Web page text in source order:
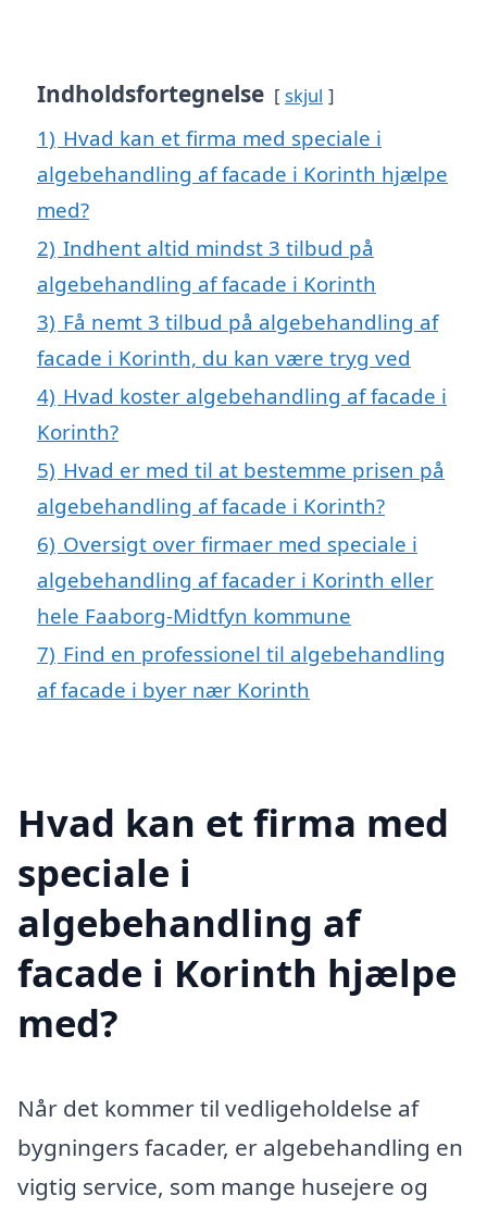
Indholdsfortegnelse skjul
1) Hvad kan et firma med speciale i
algebehandling af facade i Korinth hjælpe
med?
2) Indhent altid mindst 3 tilbud på
algebehandling af facade i Korinth
3) Få nemt 3 tilbud på algebehandling af
facade i Korinth, du kan være tryg ved
4) Hvad koster algebehandling af facade i
Korinth?
5) Hvad er med til at bestemme prisen på
algebehandling af facade i Korinth?
6) Oversigt over firmaer med speciale i
algebehandling af facader i Korinth eller
hele Faaborg-Midtfyn kommune
7) Find en professionel til algebehandling
af facade i byer nær Korinth
Hvad kan et firma med
speciale i
algebehandling af
facade i Korinth hjælpe
med?
Når det kommer til vedligeholdelse af
bygningers facader, er algebehandling en
vigtig service, som mange husejere og